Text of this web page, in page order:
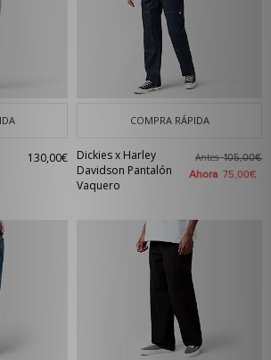
130,00€
COMPRA RÁPIDA
Dickies x Harley
Davidson Pantalón
Vaquero
Antes105,00€
Ahora 75,00€